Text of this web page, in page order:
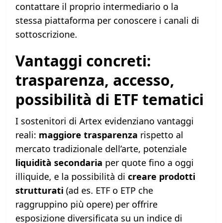
contattare il proprio intermediario o la
stessa piattaforma per conoscere i canali di
sottoscrizione.
Vantaggi concreti:
trasparenza, accesso,
possibilità di ETF tematici
I sostenitori di Artex evidenziano vantaggi
reali: maggiore trasparenza rispetto al
mercato tradizionale dell’arte, potenziale
liquidità secondaria per quote fino a oggi
illiquide, e la possibilità di creare prodotti
strutturati(ad es. ETF o ETP che
raggruppino più opere) per offrire
esposizione diversificata su un indice di